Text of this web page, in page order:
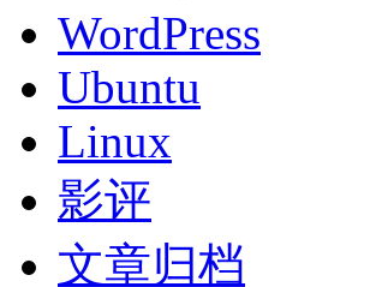
WordPress
Ubuntu
Linux
影评
文章归档